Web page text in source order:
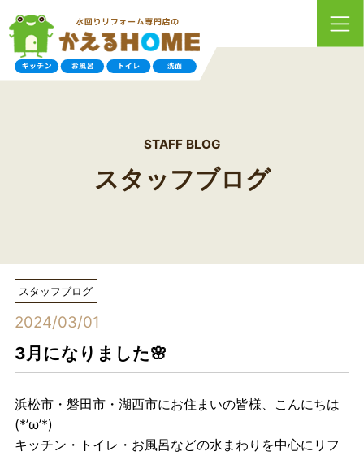
STAFF BLOG
スタッフブログ
スタッフブログ
2024/03/01
3月になりました🌸
浜松市・磐田市・湖西市にお住まいの皆様、こんにちは
(*’ω’*)
キッチン・トイレ・お風呂などの水まわりを中心にリフ